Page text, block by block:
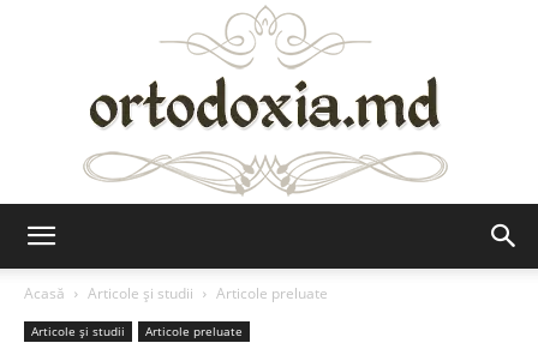
Acasă
Articole şi studii Articole preluate
Articole şi studii Articole preluate